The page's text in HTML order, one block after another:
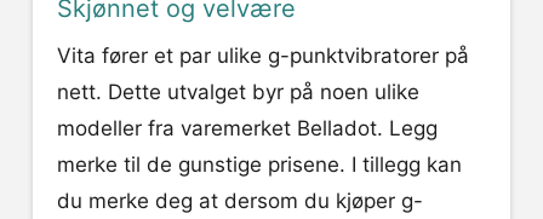
Skjønnet og velvære
Vita fører et par ulike g-punktvibratorer på
nett. Dette utvalget byr på noen ulike
modeller fra varemerket Belladot. Legg
merke til de gunstige prisene. I tillegg kan
du merke deg at dersom du kjøper g-